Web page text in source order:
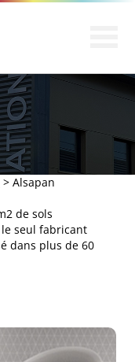
> Alsapan
de sols
seul fabricant
dans plus de 60